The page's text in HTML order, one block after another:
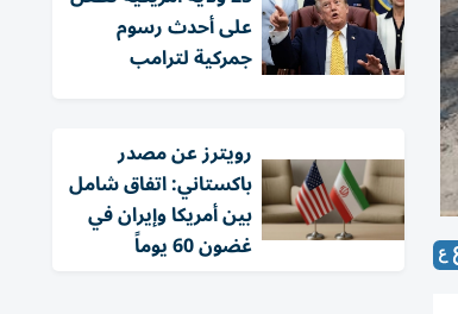
على أحدث رسوم
جمركية لترامب
‏رويترز عن مصدر
باكستاني: اتفاق شامل
بين أمريكا وإيران في
غضون 60 يوماً